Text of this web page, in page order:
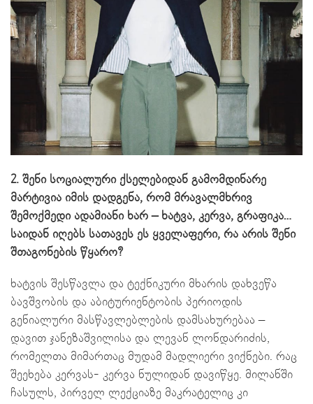
2. შენი სოციალური ქსელებიდან გამომდინარე
მარტივია იმის დადგენა, რომ მრავალმხრივ
შემოქმედი ადამიანი ხარ – ხატვა, კერვა, გრაფიკა…
საიდან იღებს სათავეს ეს ყველაფერი, რა არის შენი
შთაგონების წყარო?
ხატვის შესწავლა და ტექნიკური მხარის დახვეწა
ბავშვობის და აბიტურიენტობის პერიოდის
გენიალური მასწავლებლების დამსახურებაა –
დავით ჯანეზაშვილისა და ლევან ლონდარიძის,
რომელთა მიმართაც მუდამ მადლიერი ვიქნები. რაც
შეეხება კერვას- კერვა ნულიდან დავიწყე. მილანში
ჩასულს, პირველ ლექციაზე მაკრატელიც კი